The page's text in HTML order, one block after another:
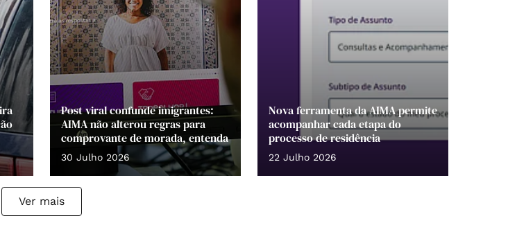
Post viral confunde imigrantes:
AIMA não alterou regras para
comprovante de morada, entenda
30 Julho 2026
Nova ferramenta da AIMA permite
acompanhar cada etapa do
processo de residência
22 Julho 2026
Ver mais